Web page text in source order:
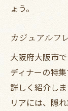
ょう。
カジュアルフ
大阪府大阪市
ディナーの特
詳しく紹介し
リアには、隠